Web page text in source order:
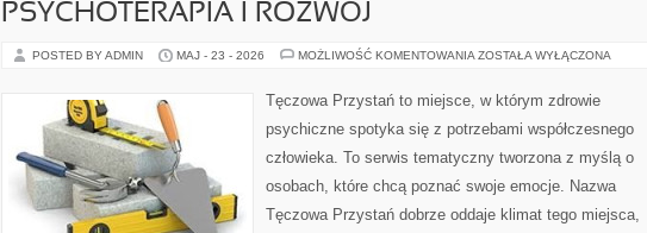
PSYCHOTERAPIA I ROZWÓJ
POSTED BY ADMIN MAJ - 23 - 2026 MOŻLIWOŚĆ KOMENTOWANIA PSYCHOTERAPIA
ZOSTAŁA WYŁĄCZONA
Tęczowa Przystań to miejsce, w którym zdrowie
psychiczne spotyka się z potrzebami współczesnego
człowieka. To serwis tematyczny tworzona z myślą o
osobach, które chcą poznać swoje emocje. Nazwa
Tęczowa Przystań dobrze oddaje klimat tego miejsca,